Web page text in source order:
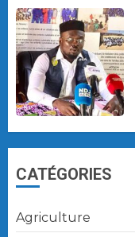
CATÉGORIES
Agriculture